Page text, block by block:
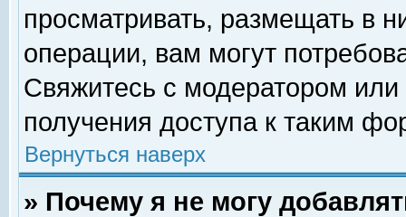
просматривать, размещать в
операции, вам могут
Свяжитесь с модератором
получения доступа к таким
Вернуться наверх
» Почему я не могу